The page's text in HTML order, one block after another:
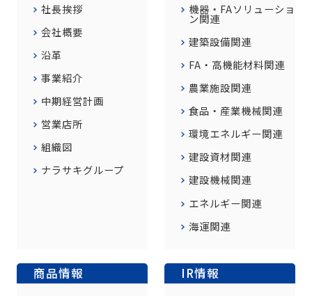
社長挨拶
会社概要
沿革
事業紹介
中期経営計画
営業店所
組織図
ナラサキグループ
機器・FAソリューショ
ン関連
建築設備関連
FA・高機能材料関連
農業施設関連
食品・産業機械関連
環境エネルギー関連
建設資材関連
建設機械関連
エネルギー関連
海運関連
商品情報 IR情報